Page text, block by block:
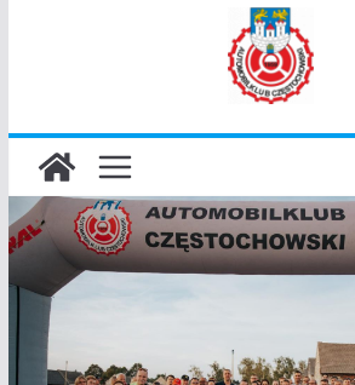
45 Rajd Częstochowski
VROOOM Classic Race